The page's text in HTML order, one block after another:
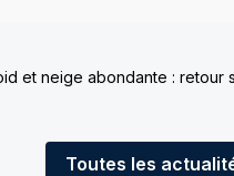
et neige abondante : retour
Toutes les